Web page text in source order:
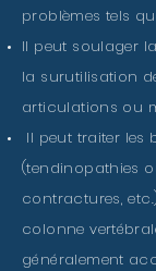
problèmes tels
Il peut soulager
la surutilisation
articulations ou
Il peut traiter les
(tendinopathies
contractures,
colonne
généralement